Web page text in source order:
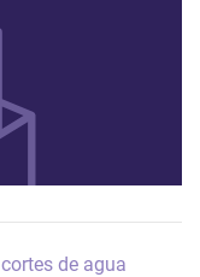
cortes de agua